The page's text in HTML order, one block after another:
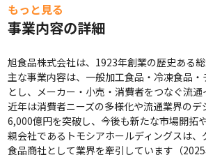
もっと見る
事業内容の詳細
旭食品株式会社は、1923年創業の歴史ある
主な事業内容は、一般加工食品・冷凍食品
とし、メーカー・小売・消費者をつなぐ流
近年は消費者ニーズの多様化や流通業界の
6,000億円を突破し、今後も新たな市場開拓
親会社であるトモシアホールディングスは
食品商社として業界を牽引しています（2025